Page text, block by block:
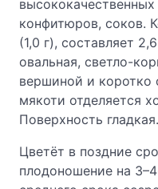
конфитюров, соков.
(1,0 г), составляет
овальная, светло-
вершиной и коротко
мякоти отделяется
Поверхность гладкая.
Цветёт в поздние
плодоношение на